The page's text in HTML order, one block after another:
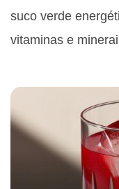
suco verde
vitaminas e